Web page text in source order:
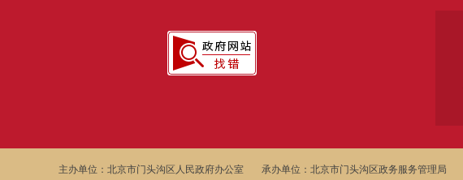
主办单位：北京市门头沟区人民政府办公室 承办单位：北京市门头沟区政务服务管理局